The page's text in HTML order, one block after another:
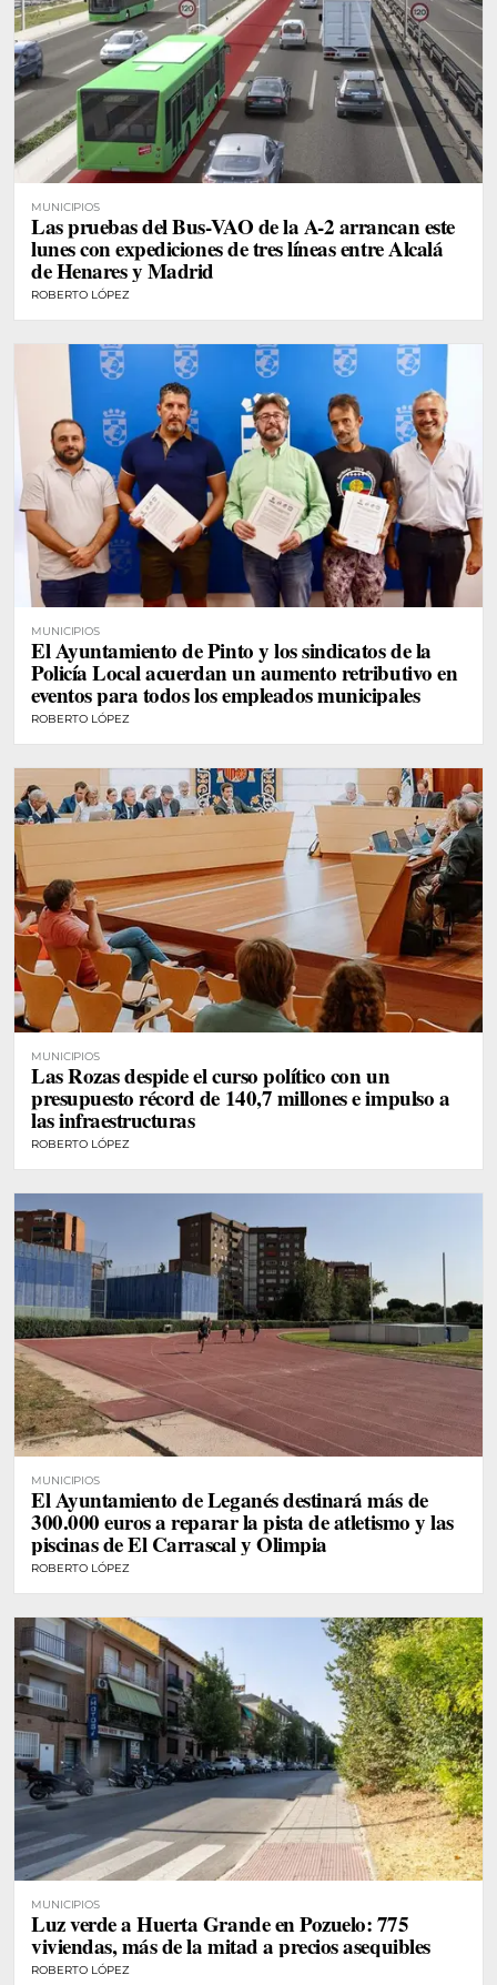
MUNICIPIOS
Las pruebas del Bus-VAO de la A-2 arrancan este
lunes con expediciones de tres líneas entre Alcalá
de Henares y Madrid
ROBERTO LÓPEZ
MUNICIPIOS
El Ayuntamiento de Pinto y los sindicatos de la
Policía Local acuerdan un aumento retributivo en
eventos para todos los empleados municipales
ROBERTO LÓPEZ
MUNICIPIOS
Las Rozas despide el curso político con un
presupuesto récord de 140,7 millones e impulso a
las infraestructuras
ROBERTO LÓPEZ
MUNICIPIOS
El Ayuntamiento de Leganés destinará más de
300.000 euros a reparar la pista de atletismo y las
piscinas de El Carrascal y Olimpia
ROBERTO LÓPEZ
MUNICIPIOS
Luz verde a Huerta Grande en Pozuelo: 775
viviendas, más de la mitad a precios asequibles
ROBERTO LÓPEZ